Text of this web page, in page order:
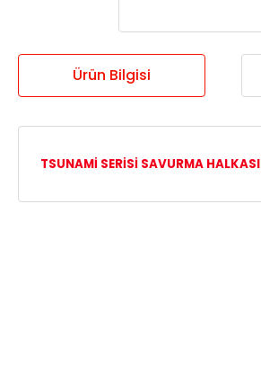
Ürün Bilgisi
TSUNAMİ SERİSİ SAVURMA HALKASI